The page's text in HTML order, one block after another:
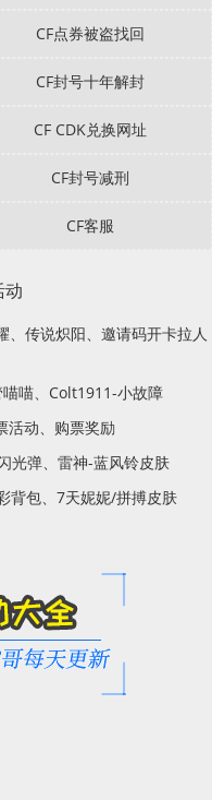
CF点券被盗找回
CF封号十年解封
CF CDK兑换网址
CF封号减刑
CF客服
动
、传说炽阳、邀请码开卡拉人
喵、Colt1911-小故障
活动、购票奖励
光弹、雷神-蓝风铃皮肤
背包、7天妮妮/拼搏皮肤